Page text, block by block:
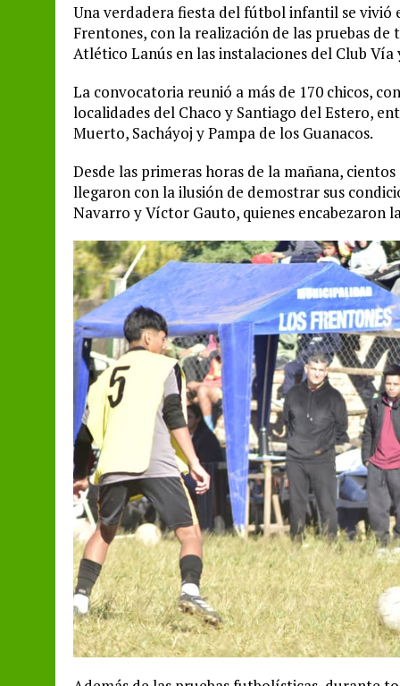
Una verdadera fiesta del fútbol infantil se vivió
Frentones, con la realización de las pruebas
Atlético Lanús en las instalaciones del Club Vía
La convocatoria reunió a más de 170 chicos,
localidades del Chaco y Santiago del Estero,
Muerto, Sacháyoj y Pampa de los Guanacos.
Desde las primeras horas de la mañana,
llegaron con la ilusión de demostrar sus
Navarro y Víctor Gauto, quienes encabezaron